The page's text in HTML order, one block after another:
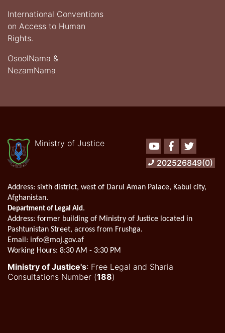
International Conventions
on Access to Human
Rights.
OsoolNama &
NezamNama
Ministry of Justice YoutubeFacebookTwitter
202526849(0)
Address: sixth district, west of Darul Aman Palace, Kabul city,
Afghanistan.
Department of Legal Aid .
Address: former building of Ministry of Justice located in
Pashtunistan Street, across from Frushga.
Email: info@moj.gov.af
Working Hours: 8:30 AM - 3:30 PM
Ministry of Justice's: Free Legal and Sharia
Consultations Number (188)